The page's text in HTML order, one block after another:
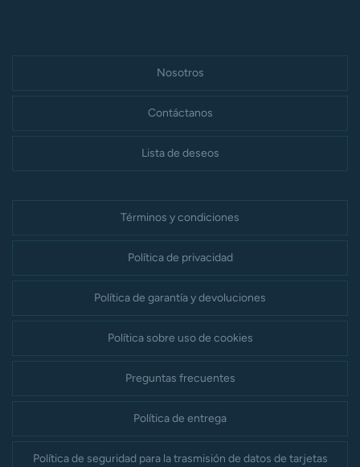
Nosotros
Contáctanos
Lista de deseos
Términos y condiciones
Política de privacidad
Política de garantía y devoluciones
Política sobre uso de cookies
Preguntas frecuentes
Política de entrega
Política de seguridad para la trasmisión de datos de tarjetas